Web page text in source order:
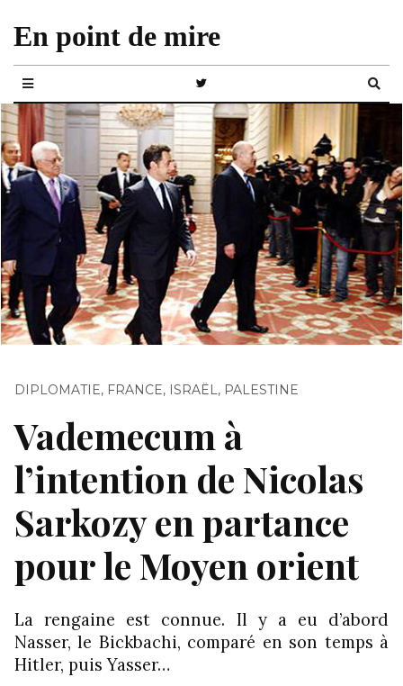
En point de mire
DIPLOMATIE, FRANCE, ISRAËL , PALESTINE
Vademecum à
l’intention de Nicolas
Sarkozy en partance
pour le Moyen orient
La rengaine est connue. Il y a eu d’abord
Nasser, le Bickbachi, comparé en son temps à
Hitler, puis Yasser…